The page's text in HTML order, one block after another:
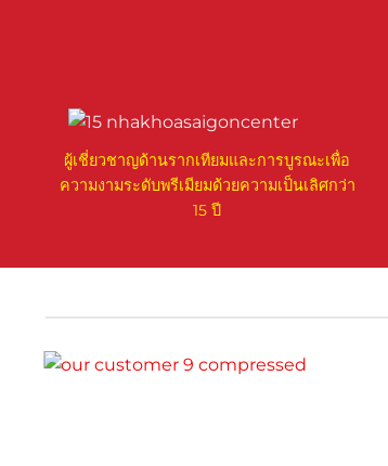
ผู้เชี่ยวชาญด้านรากเทียมและการบูรณะเพื่อ
ความงามระดับพรีเมียมด้วยความเป็นเลิศกว่า
15 ปี